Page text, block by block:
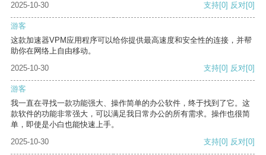
2025-10-30 支持[0] 反对[0]
游客
这款加速器VPM应用程序可以给你提供最高速度和安全性的连接，并帮
助你在网络上自由移动。
2025-10-30
支持[0] 反对[0]
游客
我一直在寻找一款功能强大、操作简单的办公软件，终于找到了它。这
款软件的功能非常强大，可以满足我日常办公的所有需求。操作也很简
单，即使是小白也能快速上手。
2025-10-30
支持[0] 反对[0]